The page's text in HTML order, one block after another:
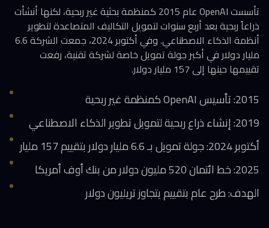
تأسست OpenAI عام 2015 كمنظمة بحثية غير ربحية، لكنها أنشأت
ذراعاً ربحية بعد أربع سنوات لتمويل التكاليف المتصاعدة لتطوير
أنظمة الذكاء الاصطناعي. وفي أكتوبر 2024، جمعت الشركة 6.6
مليار دولار في أكبر جولة تمويل خاصة لشركة تقنية، رفعت
تقييمها حينها إلى 157 مليار دولار.
2015: تأسيس OpenAI كمنظمة غير ربحية
2019: إنشاء ذراع ربحية لتمويل تطوير الذكاء الاصطناعي
أكتوبر 2024: جولة تمويل بـ 6.6 مليار دولار بتقييم 157 مليار
2025: خط ائتمان 520 مليون دولار من بنك أوف أمريكا
الهدف: طرح عام بتقييم يتجاوز تريليون دولار